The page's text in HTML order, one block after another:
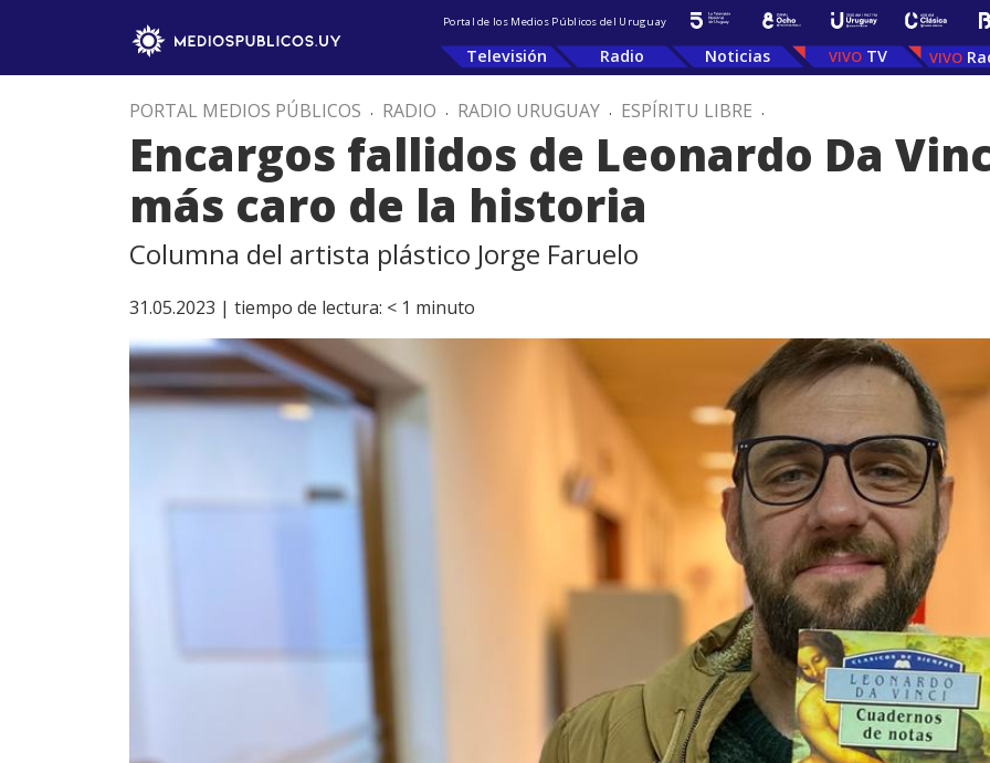
Portal de los Medios Públicos del Uruguay
Televisión Radio Noticias TV
PORTAL MEDIOS PÚBLICOS . RADIO . RADIO URUGUAY . ESPÍRITU LIBRE .
Encargos fallidos de Leonardo Da
más caro de la historia
Columna del artista plástico Jorge Faruelo
31.05.2023 | tiempo de lectura: < 1 minuto